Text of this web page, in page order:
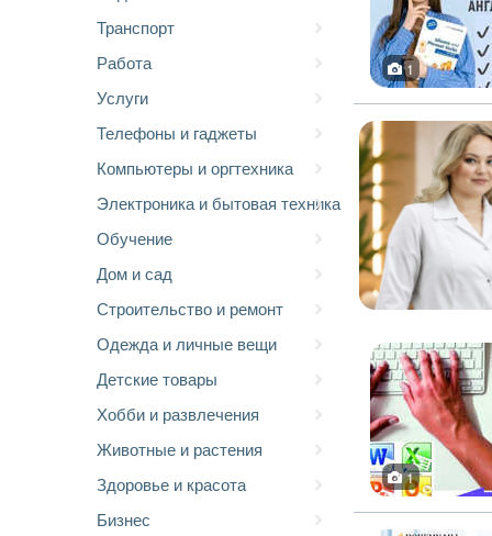
Транспорт
Работа
Услуги
Телефоны и гаджеты
Компьютеры и оргтехника
Электроника и бытовая техника
Обучение
Дом и сад
Строительство и ремонт
Одежда и личные вещи
Детские товары
Хобби и развлечения
Животные и растения
Здоровье и красота
Бизнес
1
1